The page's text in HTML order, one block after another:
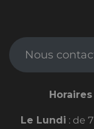
Nous
Le Lundi : de